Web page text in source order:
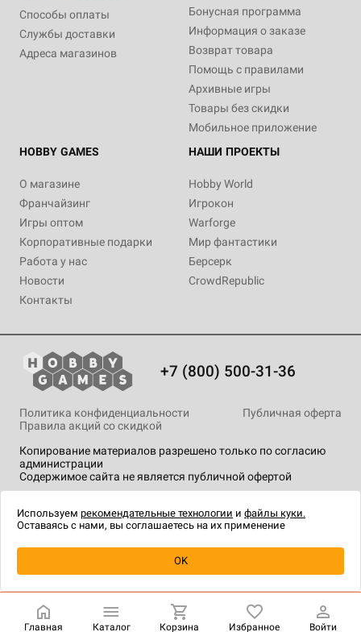
Уведомить о наличии
Способы оплаты
Службы доставки
Адреса магазинов
Бонусная программа
Информация о заказе
Возврат товара
Помощь с правилами
Архивные игры
Товары без скидки
Мобильное приложение
HOBBY GAMES
О магазине
Франчайзинг
Игры оптом
Корпоративные подарки
Работа у нас
Новости
Контакты
НАШИ ПРОЕКТЫ
Hobby World
Игрокон
Warforge
Мир фантастики
Берсерк
CrowdRepublic
+7 (800) 500-31-36
Копирование материалов разрешено только по согласию
администрации
Содержимое сайта не является публичной офертой
Политика конфиденциальности
Публичная оферта
Правила акций со скидкой
технологии.
Главная Каталог Корзина Избранное Войти
Используем рекомендательные технологии и файлы куки.
Оставаясь с нами, вы соглашаетесь на их применение
OK